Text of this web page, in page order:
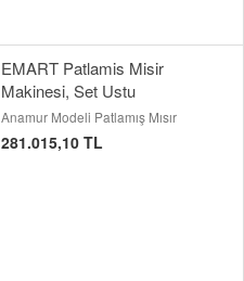
EMART Patlamis Misir
Makinesi, Set Ustu
Anamur Modeli Patlamış Mısır
281.015,10 TL